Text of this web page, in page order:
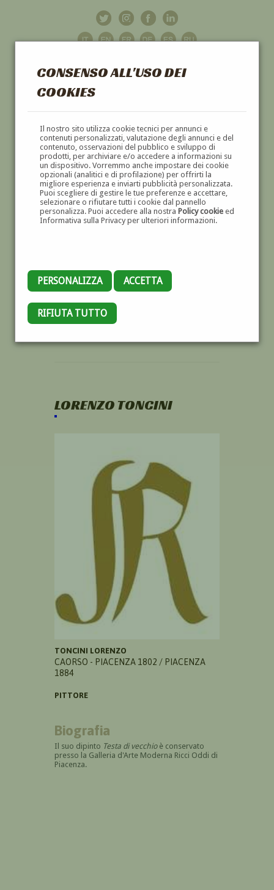
CONSENSO ALL'USO DEI
COOKIES
Il nostro sito utilizza cookie tecnici per annunci e
contenuti personalizzati, valutazione degli annunci e del
contenuto, osservazioni del pubblico e sviluppo di
prodotti, per archiviare e/o accedere a informazioni su
un dispositivo. Vorremmo anche impostare dei cookie
opzionali (analitici e di profilazione) per offrirti la
migliore esperienza e inviarti pubblicità personalizzata.
Puoi scegliere di gestire le tue preferenze e accettare,
selezionare o rifiutare tutti i cookie dal pannello
personalizza. Puoi accedere alla nostra Policy cookieed
Informativa sulla Privacy per ulteriori informazioni.
PERSONALIZZA ACCETTA
RIFIUTA TUTTO
GALLERIAD'ARTE
DIPINTI E SCULTURE '800 E '900
LORENZO TONCINI
TONCINI LORENZO
CAORSO - PIACENZA 1802 / PIACENZA
1884
PITTORE
Biografia
Il suo dipinto Testa di vecchio è conservato
presso la Galleria d'Arte Moderna Ricci Oddi di
Piacenza.